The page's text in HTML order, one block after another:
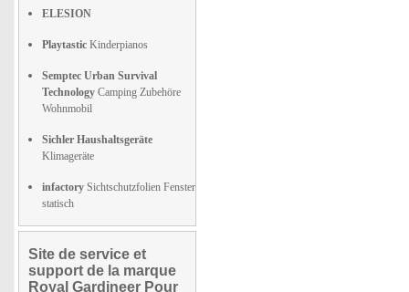
ELESION
Playtastic Kinderpianos
Semptec Urban Survival
Technology Camping Zubehöre
Wohnmobil
Sichler Haushaltsgeräte
Klimageräte
infactory Sichtschutzfolien Fenster
statisch
Site de service et
support de la marque
Royal Gardineer Pour